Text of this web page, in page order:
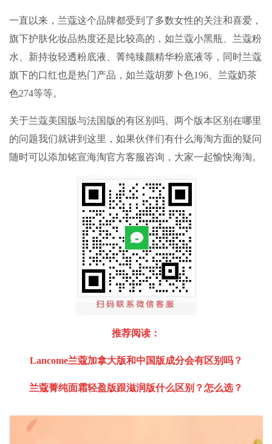
一直以来，兰蔻这个品牌都受到了多数女性的关注和喜爱，
旗下护肤化妆品热度还是比较高的，如兰蔻小黑瓶、兰蔻粉
水、新持妆轻透粉底液、菁纯臻颜精华粉底液等，同时兰蔻
旗下的口红也是热门产品，如兰蔻胡萝卜色196、兰蔻奶茶
色274等等。
关于兰蔻美国版与法国版的有区别吗、两个版本区别在哪里
的问题我们就讲到这里，如果伙伴们有什么海淘方面的疑问
随时可以添加铭宣海淘官方客服咨询，大家一起愉快海淘。
推荐阅读：
Lancome兰蔻加拿大版和中国版成分会有区别吗？
兰蔻菁纯面霜轻盈版跟滋润版什么区别？怎么选？